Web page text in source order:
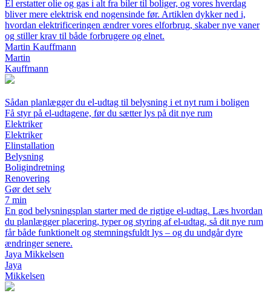
El erstatter olie og gas i alt fra biler til boliger, og vores hverdag
bliver mere elektrisk end nogensinde før. Artiklen dykker ned i,
hvordan elektrificeringen ændrer vores elforbrug, skaber nye vaner
og stiller krav til både forbrugere og elnet.
Martin Kauffmann
Martin
Kauffmann
Sådan planlægger du el-udtag til belysning i et nyt rum i boligen
Få styr på el-udtagene, før du sætter lys på dit nye rum
Elektriker
Elektriker
Elinstallation
Belysning
Boligindretning
Renovering
Gør det selv
7 min
En god belysningsplan starter med de rigtige el-udtag. Læs hvordan
du planlægger placering, typer og styring af el-udtag, så dit nye rum
får både funktionelt og stemningsfuldt lys – og du undgår dyre
ændringer senere.
Jaya Mikkelsen
Jaya
Mikkelsen